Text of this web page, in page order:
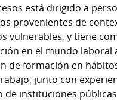
está dirigido a
provenientes de
vulnerables, y tiene
en el mundo laboral
de formación en
junto con
de instituciones